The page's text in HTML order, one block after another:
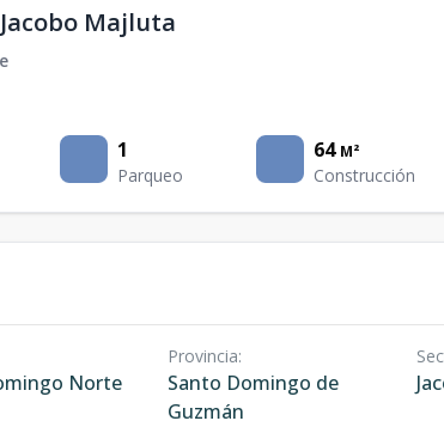
Majluta
1
Parqueo
64 M²
Construcción
Norte
Provincia:
Santo Domingo de
Guzmán